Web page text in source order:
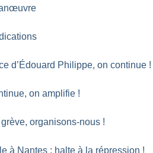
d’Édouard Philippe, on continue !
on amplifie !
organisons-nous !
à Nantes : halte à la répression !